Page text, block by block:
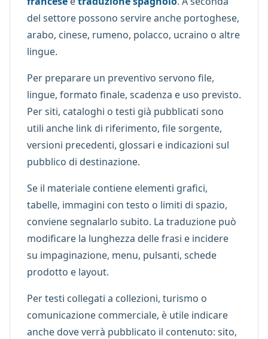
del settore possono servire anche portoghese,
arabo, cinese, rumeno, polacco, ucraino o altre
lingue.
Per preparare un preventivo servono file,
lingue, formato finale, scadenza e uso previsto.
Per siti, cataloghi o testi già pubblicati sono
utili anche link di riferimento, file sorgente,
versioni precedenti, glossari e indicazioni sul
pubblico di destinazione.
Se il materiale contiene elementi grafici,
tabelle, immagini con testo o limiti di spazio,
conviene segnalarlo subito. La traduzione può
modificare la lunghezza delle frasi e incidere
su impaginazione, menu, pulsanti, schede
prodotto e layout.
Per testi collegati a collezioni, turismo o
comunicazione commerciale, è utile indicare
anche dove verrà pubblicato il contenuto: sito,